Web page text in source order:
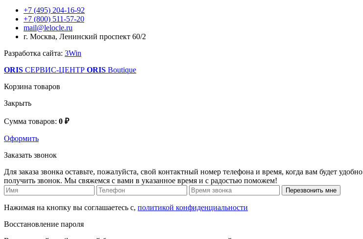
+7 (495) 204-16-92
+7 (800) 511-57-20
mail@lelocle.ru
г. Москва, Ленинский проспект 60/2
Разработка сайта: 3Win
ORIS СЕРВИС-ЦЕНТР ORIS Boutique
Корзина товаров
Закрыть
Сумма товаров: 0 ₽
Оформить
Заказать звонок
Для заказа звонка оставьте, пожалуйста, свой контактный номер телефона и время, когда вам будет удобно
получить звонок. Мы свяжемся с вами в указанное время и с радостью поможем!
Перезвонить мне
Нажимая на кнопку вы соглашаетесь с, политикой конфиденциальности
Восстановление пароля